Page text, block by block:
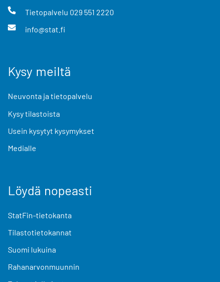
Tietopalvelu 029 551 2220
info@stat.fi
Kysy meiltä
Neuvonta ja tietopalvelu
Kysy tilastoista
Usein kysytyt kysymykset
Medialle
Löydä nopeasti
StatFin-tietokanta
Tilastotietokannat
Suomi lukuina
Rahanarvonmuunnin